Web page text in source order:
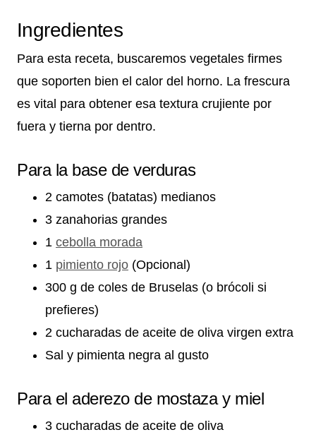
Ingredientes
Para esta receta, buscaremos vegetales firmes
que soporten bien el calor del horno. La frescura
es vital para obtener esa textura crujiente por
fuera y tierna por dentro.
Para la base de verduras
2 camotes (batatas) medianos
3 zanahorias grandes
1 cebolla morada
1 pimiento rojo (Opcional)
300 g de coles de Bruselas (o brócoli si
prefieres)
2 cucharadas de aceite de oliva virgen extra
Sal y pimienta negra al gusto
Para el aderezo de mostaza y miel
3 cucharadas de aceite de oliva